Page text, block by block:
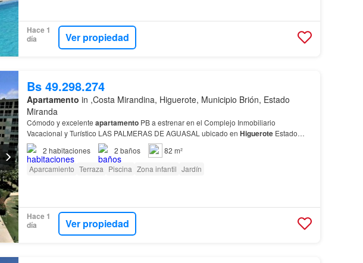
Hace 1
día
Ver propiedad
Bs 49.298.274
Apartamento in ,Costa Mirandina, Higuerote, Municipio Brión, Estado
Miranda
Cómodo y excelente apartamentoPB a estrenar en el Complejo Inmobiliario
Vacacional y Turístico LAS PALMERAS DE AGUASAL ubicado en HigueroteEstado
Miranda Parque infantil, zonas verdes y con entrada a la
2 habitaciones 2 baños
82 m²
Aparcamiento Terraza Piscina Zona infantil Jardín
Hace 1
día
Ver propiedad